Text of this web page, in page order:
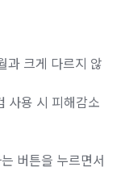
해를 40% 감소시킴